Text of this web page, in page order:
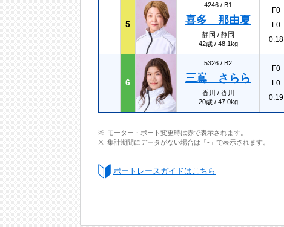
5
4246 / B1
喜多 那由夏
静岡 / 静岡
42歳 / 48.1kg
F0
L0
0.18
6
5326 / B2
三嶌 さらら
香川 / 香川
20歳 / 47.0kg
F0
L0
0.19
モーター・ボート変更時は赤で表示されます。
集計期間にデータがない場合は「-」で表示されます。
ボートレースガイドはこちら